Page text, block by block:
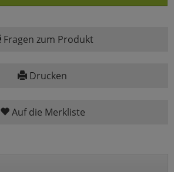
Fragen zum Produkt
Drucken
Auf die Merkliste